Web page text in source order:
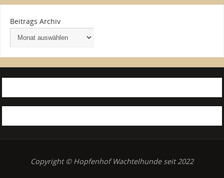
Beitrags Archiv
Copyright © Hopfenhof Wachtelhunde seit 2022